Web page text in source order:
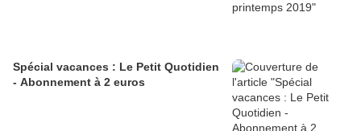
Spécial vacances : Le Petit Quotidien
- Abonnement à 2 euros